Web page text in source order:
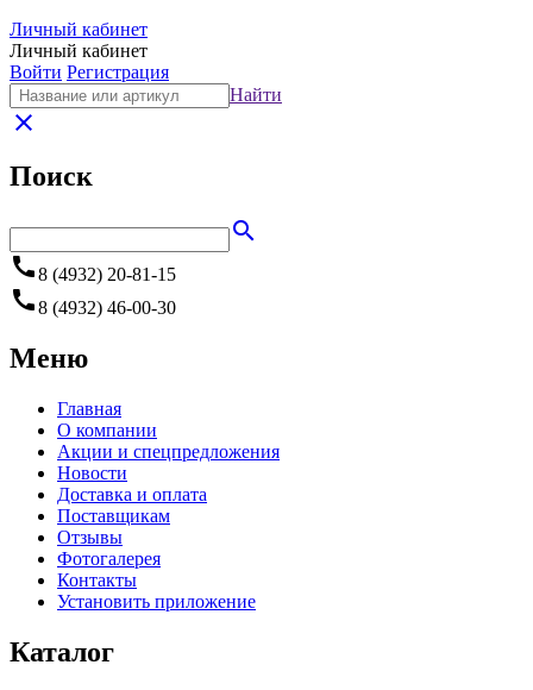
Личный кабинет
Личный кабинет
Войти Регистрация
Найти
close
Поиск
search
call8 (4932) 20-81-15
call8 (4932) 46-00-30
Меню
Главная
О компании
Акции и спецпредложения
Новости
Доставка и оплата
Поставщикам
Отзывы
Фотогалерея
Контакты
Установить приложение
Каталог